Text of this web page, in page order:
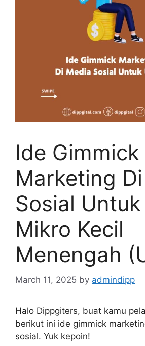
Ide Gimmick
Marketing
Sosial
Mikro Kecil
Menengah
March 11, 2025 by admindipp
Halo Dippgiters, buat kamu
berikut ini ide gimmick
sosial. Yuk kepoin!